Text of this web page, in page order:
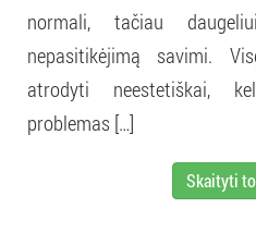
normali, tačiau
nepasitikėjimą savimi.
atrodyti neestetiškai,
problemas […]
Skaityti